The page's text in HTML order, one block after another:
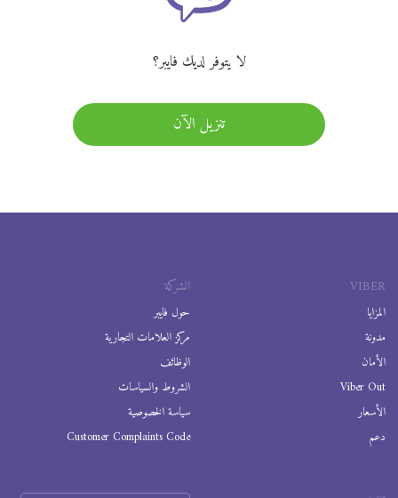
لا يتوفر لديك فايبر؟
تنزيل الآن
VIBER
المزايا
مدونة
الأمان
Viber Out
الأسعار
دعم
الشركة
حول فايبر
مركز العلامات التجارية
الوظائف
الشروط والسياسات
سياسة الخصوصية
Customer Complaints Code